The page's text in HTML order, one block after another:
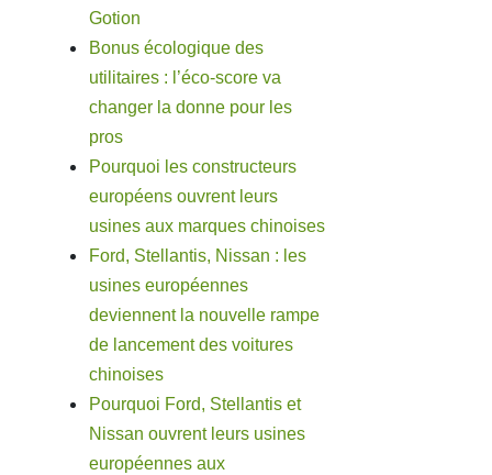
Gotion
Bonus écologique des
utilitaires : l’éco-score va
changer la donne pour les
pros
Pourquoi les constructeurs
européens ouvrent leurs
usines aux marques chinoises
Ford, Stellantis, Nissan : les
usines européennes
deviennent la nouvelle rampe
de lancement des voitures
chinoises
Pourquoi Ford, Stellantis et
Nissan ouvrent leurs usines
européennes aux